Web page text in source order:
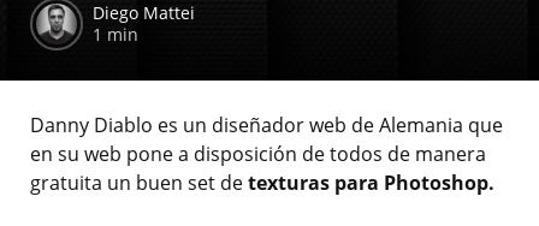
Diego Mattei
1 min
Danny Diablo es un diseñador web de Alemania que
en su web pone a disposición de todos de manera
gratuita un buen set detexturas para Photoshop.